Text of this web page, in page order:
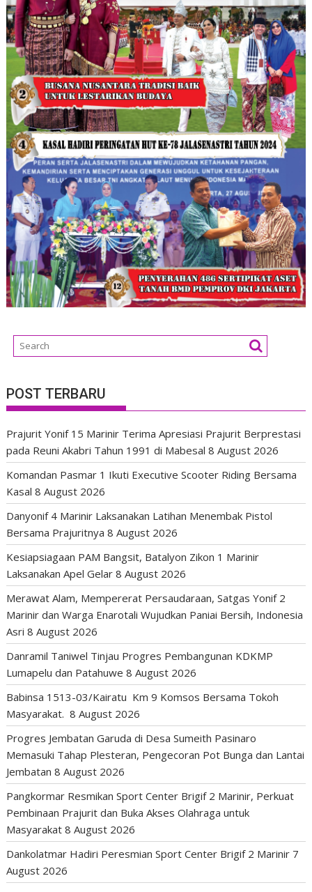
POST TERBARU
Prajurit Yonif 15 Marinir Terima Apresiasi Prajurit Berprestasi
pada Reuni Akabri Tahun 1991 di Mabesal 8 August 2026
Komandan Pasmar 1 Ikuti Executive Scooter Riding Bersama
Kasal 8 August 2026
Danyonif 4 Marinir Laksanakan Latihan Menembak Pistol
Bersama Prajuritnya 8 August 2026
Kesiapsiagaan PAM Bangsit, Batalyon Zikon 1 Marinir
Laksanakan Apel Gelar 8 August 2026
Merawat Alam, Mempererat Persaudaraan, Satgas Yonif 2
Marinir dan Warga Enarotali Wujudkan Paniai Bersih, Indonesia
Asri 8 August 2026
Danramil Taniwel Tinjau Progres Pembangunan KDKMP
Lumapelu dan Patahuwe 8 August 2026
Babinsa 1513-03/Kairatu Km 9 Komsos Bersama Tokoh
Masyarakat. 8 August 2026
Progres Jembatan Garuda di Desa Sumeith Pasinaro
Memasuki Tahap Plesteran, Pengecoran Pot Bunga dan Lantai
Jembatan 8 August 2026
Pangkormar Resmikan Sport Center Brigif 2 Marinir, Perkuat
Pembinaan Prajurit dan Buka Akses Olahraga untuk
Masyarakat 8 August 2026
Dankolatmar Hadiri Peresmian Sport Center Brigif 2 Marinir 7
August 2026